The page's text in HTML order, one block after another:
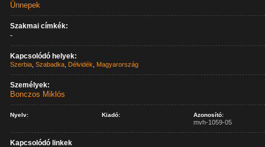
Ünnepek
Szakmai címkék:
-
Kapcsolódó helyek:
Szerbia ,Szabadka Délvidék Magyarország
Személyek:
Bonczos Miklós
Nyelv: Kiadó: Azonosító:
mvh-1059-05
Kapcsolódó linkek